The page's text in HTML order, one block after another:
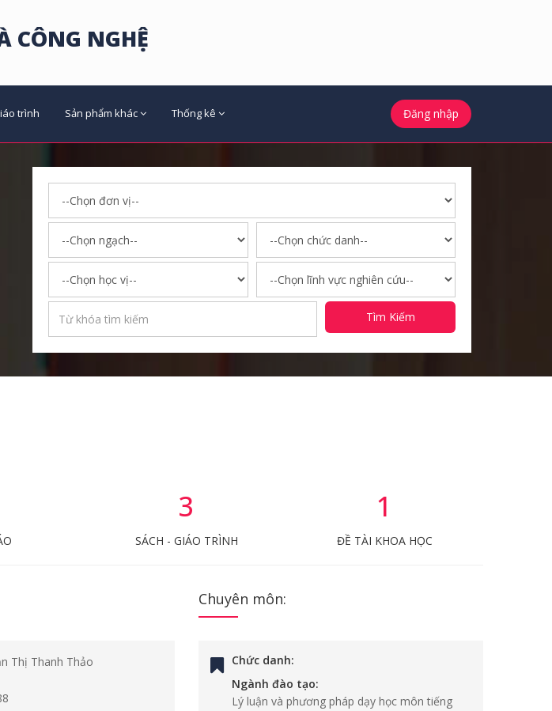
CÔNG NGHỆ
trình Sản phẩm khác Thống kê Đăng nhập
Tìm Kiếm
3
SÁCH - GIÁO TRÌNH
1
ĐỀ TÀI KHOA HỌC
Thị Thanh Thảo
Chuyên môn:
Chức danh:
Ngành đào tạo:
Lý luận và phương pháp dạy học môn tiếng